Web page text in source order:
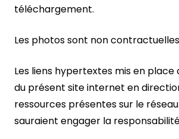
téléchargement.
Les photos sont non
Les liens hypertextes mis en place
du présent site internet en
ressources présentes sur le
sauraient engager la responsabilité